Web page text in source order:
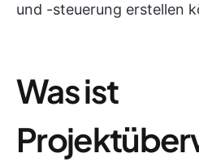
und -steuerung erstellen
Was ist